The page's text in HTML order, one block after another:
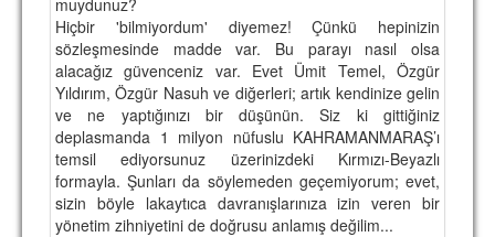
Hiçbir 'bilmiyordum' diyemez! Çünkü hepinizin
sözleşmesinde madde var. Bu parayı nasıl olsa
alacağız güvenceniz var. Evet Ümit Temel, Özgür
Yıldırım, Özgür Nasuh ve diğerleri; artık kendinize gelin
ve ne yaptığınızı bir düşünün. Siz ki gittiğiniz
deplasmanda 1 milyon nüfuslu KAHRAMANMARAŞ’ı
temsil ediyorsunuz üzerinizdeki Kırmızı-Beyazlı
formayla. Şunları da söylemeden geçemiyorum; evet,
sizin böyle lakaytıca davranışlarınıza izin veren bir
yönetim zihniyetini de doğrusu anlamış değilim...